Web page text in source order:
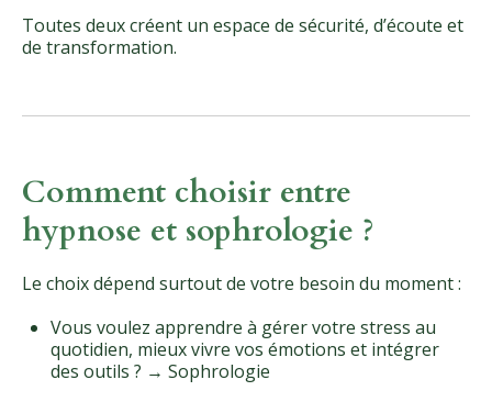
Toutes deux créent un espace de sécurité, d’écoute et
de transformation.
Comment choisir entre
hypnose et sophrologie ?
Le choix dépend surtout de votre besoin du moment :
Vous voulez apprendre à gérer votre stress au
quotidien, mieux vivre vos émotions et intégrer
des outils ? → Sophrologie